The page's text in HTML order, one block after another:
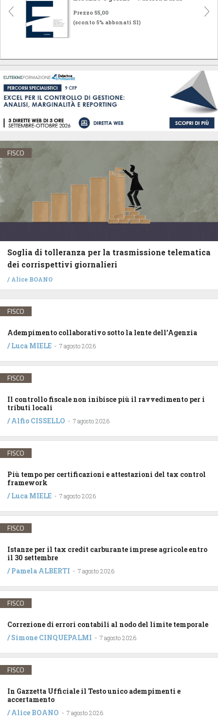
Prezzo 55,00
(sconto 5% abbonati SI)
FISCO
Soglia di tolleranza per la trasmissione telematica
dei corrispettivi giornalieri
/ Alice BOANO
FISCO
Adempimento collaborativo sotto la lente dell’Agenzia
/Luca MIELE - 7 agosto 2026
FISCO
Il controllo fiscale non inibisce più il ravvedimento per i
tributi locali
/Alfio CISSELLO - 7 agosto 2026
FISCO
Più tempo per certificazioni e attestazioni del tax control
framework
/Luca MIELE - 7 agosto 2026
FISCO
Istanze per il tax credit carburante imprese agricole entro
il 30 settembre
/Pamela ALBERTI - 7 agosto 2026
FISCO
Correzione di errori contabili al nodo del limite temporale
/Simone CINQUEPALMI - 7 agosto 2026
FISCO
In Gazzetta Ufficiale il Testo unico adempimenti e
accertamento
/Alice BOANO - 7 agosto 2026